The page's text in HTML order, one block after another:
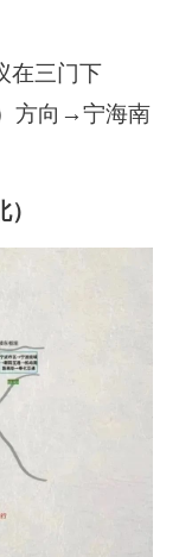
三门下
方向→宁海南